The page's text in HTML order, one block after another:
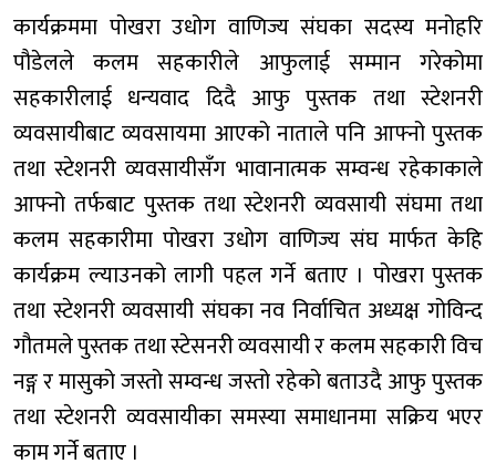
कार्यक्रममा पोखरा उधोग वाणिज्य संघका सदस्य मनोहरि
पौडेलले कलम सहकारीले आफुलाई सम्मान गरेकोमा
सहकारीलाई धन्यवाद दिदै आफु पुस्तक तथा स्टेशनरी
व्यवसायीबाट व्यवसायमा आएको नाताले पनि आफ्नो पुस्तक
तथा स्टेशनरी व्यवसायीसँग भावानात्मक सम्वन्ध रहेकाकाले
आफ्नो तर्फबाट पुस्तक तथा स्टेशनरी व्यवसायी संघमा तथा
कलम सहकारीमा पोखरा उधोग वाणिज्य संघ मार्फत केहि
कार्यक्रम ल्याउनको लागी पहल गर्ने बताए । पोखरा पुस्तक
तथा स्टेशनरी व्यवसायी संघका नव निर्वाचित अध्यक्ष गोविन्द
गौतमले पुस्तक तथा स्टेसनरी व्यवसायी र कलम सहकारी विच
नङ्ग र मासुको जस्तो सम्वन्ध जस्तो रहेको बताउदै आफु पुस्तक
तथा स्टेशनरी व्यवसायीका समस्या समाधानमा सक्रिय भएर
काम गर्ने बताए ।